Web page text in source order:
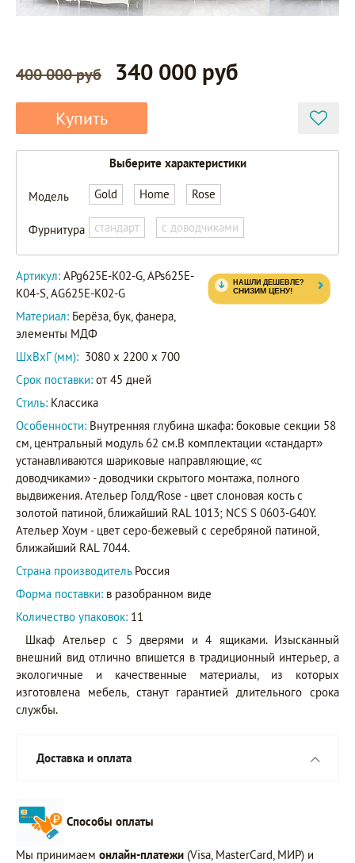
400 000 руб 340 000 руб
Купить
Выберите характеристики
Модель Gold Home
Rose
APg625E-
APs625E-
K04-S
Фурнитура стандарт с доводчиками
Артикул: APg625E-K02-G, APs625E-
K04-S, AG625E-K02-G
Материал: Берёза, бук, фанера,
элементы МДФ
ШxВxГ (мм): 3080 x 2200 x 700
Срок поставки: от 45 дней
Стиль: Классика
Особенности: Внутренняя глубина шкафа: боковые секции 58
см, центральный модуль 62 см.В комплектации «стандарт»
устанавливаются шариковые направляющие, «с
доводчиками» - доводчики скрытого монтажа, полного
выдвижения. Ательер Голд/Rose - цвет слоновая кость с
золотой патиной, ближайший RAL 1013; NCS S 0603-G40Y.
Ательер Хоум - цвет серо-бежевый с серебряной патиной,
ближайший RAL 7044.
Страна производитель Россия
Форма поставки: в разобранном виде
Количество упаковок: 11
Шкаф Ательер с 5 дверями и 4 ящиками. Изысканный
внешний вид отлично впишется в традиционный интерьер, а
экологичные и качественные материалы, из которых
изготовлена мебель, станут гарантией длительного срока
службы.
Доставка и оплата
Способы оплаты
Мы принимаем онлайн-платежи (Visa, MasterCard, МИР) и